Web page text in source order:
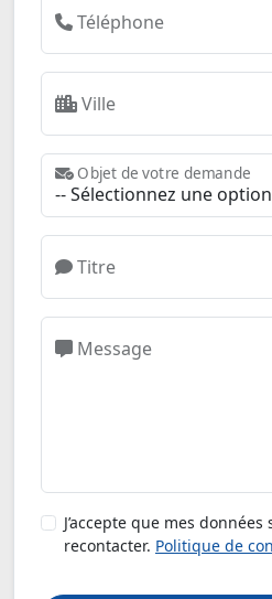
Téléphone
Ville
Objet de votre demande
Titre
Message
J’accepte que mes
recontacter. Politique de